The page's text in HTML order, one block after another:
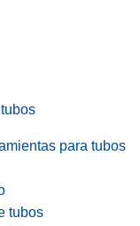
para tubos
tubos